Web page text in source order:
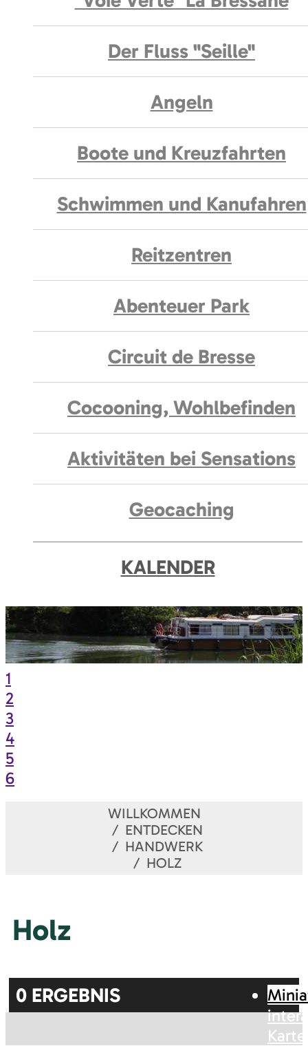
Der Fluss "Seille"
Angeln
Boote und Kreuzfahrten
Schwimmen und Kanufahren
Reitzentren
Abenteuer Park
Circuit de Bresse
Cocooning, Wohlbefinden
Aktivitäten bei Sensations
Geocaching
KALENDER
1
2
3
4
5
6
WILLKOMMEN
ENTDECKEN
HANDWERK
HOLZ
Holz
Karte
0 ERGEBNIS